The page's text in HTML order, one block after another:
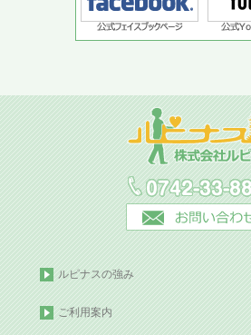
ルピナスの強み
ご利用案内